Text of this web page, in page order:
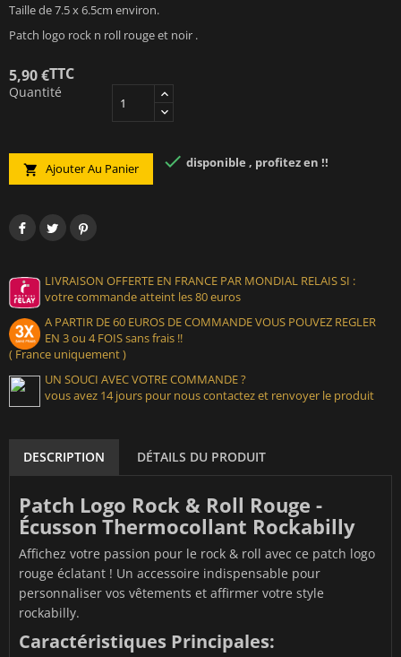
Taille de 7.5 x 6.5cm environ.
Patch logo rock n roll rouge et noir .
5,90 €TTC
Quantité
 Ajouter Au Panier  disponible , profitez en !!
LIVRAISON OFFERTE EN FRANCE PAR MONDIAL RELAIS SI :
votre commande atteint les 80 euros
A PARTIR DE 60 EUROS DE COMMANDE VOUS POUVEZ REGLER
EN 3 ou 4 FOIS sans frais !!
( France uniquement )
UN SOUCI AVEC VOTRE COMMANDE ?
vous avez 14 jours pour nous contactez et renvoyer le produit
DESCRIPTION DÉTAILS DU PRODUIT
Patch Logo Rock & Roll Rouge -
Écusson Thermocollant Rockabilly
Affichez votre passion pour le rock & roll avec ce patch logo
rouge éclatant ! Un accessoire indispensable pour
personnaliser vos vêtements et affirmer votre style
rockabilly.
Caractéristiques Principales: